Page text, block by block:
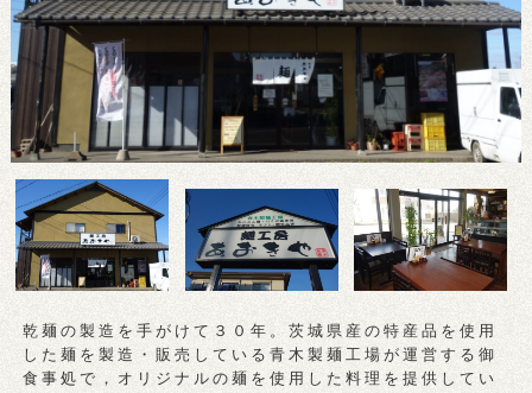
乾麺の製造を手がけて３０年。茨城県産の特産品を使用
した麺を製造・販売している青木製麺工場が運営する御
食事処で，オリジナルの麺を使用した料理を提供してい